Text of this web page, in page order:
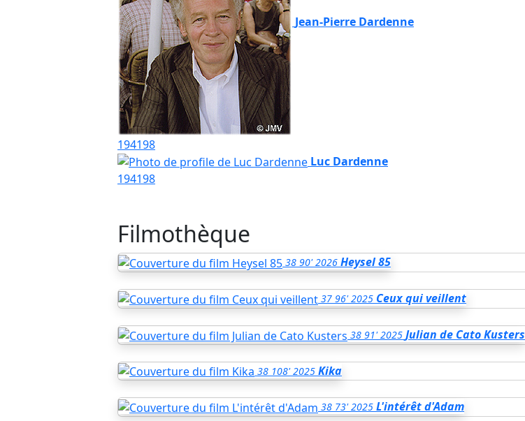
Jean-Pierre Dardenne
194198
Luc Dardenne
194198
Filmothèque
38 90' 2026 Heysel 85
37 96' 2025 Ceux qui veillent
38 91' 2025 Julian de Cato Kusters
38 108' 2025 Kika
38 73' 2025 L'intérêt d'Adam